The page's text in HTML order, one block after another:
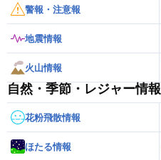
警報・注意報
地震情報
火山情報
自然・季節・レジャー情報
花粉飛散情報
ほたる情報